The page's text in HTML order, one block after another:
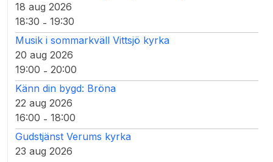
18 aug 2026
18:30 - 19:30
Musik i sommarkväll Vittsjö kyrka
20 aug 2026
19:00 - 20:00
Känn din bygd: Bröna
22 aug 2026
16:00 - 18:00
Gudstjänst Verums kyrka
23 aug 2026